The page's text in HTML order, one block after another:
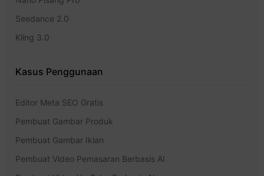
Seedance 2.0
Kling 3.0
Kasus Penggunaan
Editor Meta SEO Gratis
Pembuat Gambar Produk
Pembuat Gambar Iklan
Pembuat Video Pemasaran Berbasis AI